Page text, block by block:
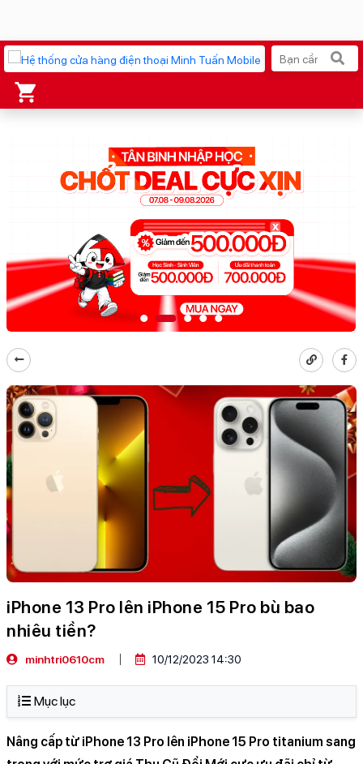
iPhone 17 Pro Max MacBook Neo giá tốt
AirTag 2 Mới Galaxy Z8 Series
OPPO Reno16
Apple Watch S11 Ốp lưng Pitaka
Osmo Pocket 4 Ốp lưng Apple
Loa Marshall Cốc sạc Apple
iPhone 13 Pro lên iPhone 15 Pro bù bao
nhiêu tiền?
minhtri0610cm 10/12/2023 14:30
Mục lục
Nâng cấp từ iPhone 13 Pro lên iPhone 15 Pro titanium sang